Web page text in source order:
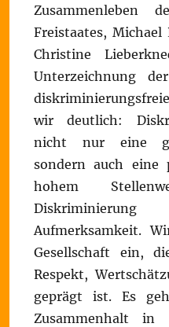
Zusammenleben
Freistaates, Michael
Christine
Unterzeichnung
wir deutlich:
nicht nur eine
sondern auch eine
hohem
Aufmerksamkeit.
Gesellschaft ein,
Respekt,
geprägt ist. Es
Zusammenhalt in